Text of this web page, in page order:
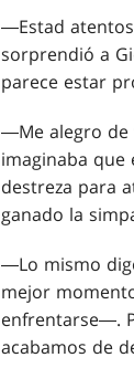
―Estad
sorprendió a
parece estar
―Me alegro de
imaginaba que
destreza para
ganado la
―Lo mismo
mejor
enfrentarse―.
acabamos de